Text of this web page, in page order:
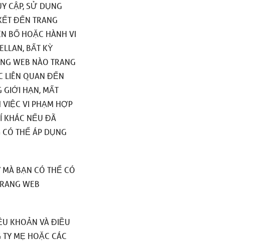
CẬP, SỬ DỤNG
ĐẾN TRANG
BỐ HOẶC HÀNH VI
BẤT KỲ
WEB NÀO TRANG
LIÊN QUAN ĐẾN
GIỚI HẠN, MẤT
VI PHẠM HỢP
KHÁC NẾU ĐÃ
THỂ ÁP DỤNG
BẠN CÓ THỂ CÓ
WEB
KHOẢN VÀ ĐIỀU
MẸ HOẶC CÁC